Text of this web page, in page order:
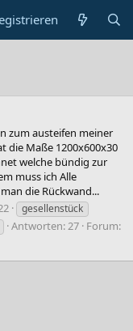
zum austeifen meiner
die Maße 1200x600x30
welche bündig zur
muss ich Alle
die Rückwand...
gesellenstück
Antworten: 27 Forum: